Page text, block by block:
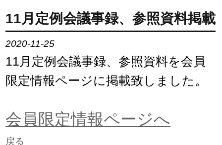
JMAについて
会員情報
イベント案内
会員限定情報
11月定例会議事録、参照資料掲載
2020-11-25
11月定例会議事録、参照資料を会員
限定情報ページに掲載致しました。
会員限定情報ページへ
戻る